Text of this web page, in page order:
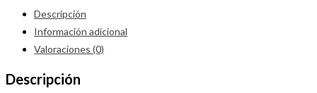
Descripción
Información adicional
Valoraciones (0)
Descripción